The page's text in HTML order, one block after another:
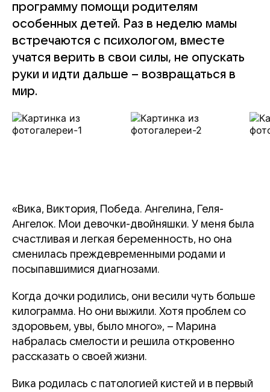
программу помощи родителям
особенных детей. Раз в неделю мамы
встречаются с психологом, вместе
учатся верить в свои силы, не опускать
руки и идти дальше – возвращаться в
мир.
«Вика, Виктория, Победа. Ангелина, Геля-
Ангелок. Мои девочки-двойняшки. У меня была
счастливая и легкая беременность, но она
сменилась преждевременными родами и
посыпавшимися диагнозами.
Когда дочки родились, они весили чуть больше
килограмма. Но они выжили. Хотя проблем со
здоровьем, увы, было много», – Марина
набралась смелости и решила откровенно
рассказать о своей жизни.
Вика родилась с патологией кистей и в первый